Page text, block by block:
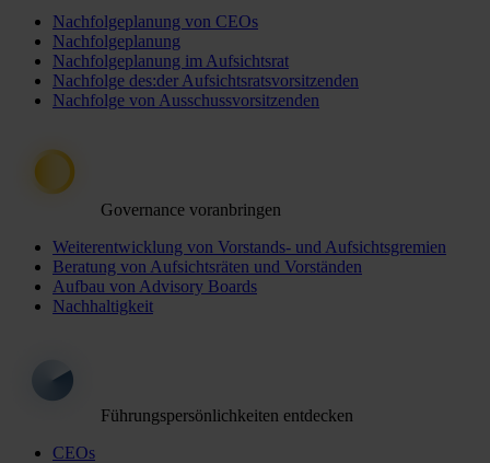
Nachfolgeplanung von CEOs
Nachfolgeplanung
Nachfolgeplanung im Aufsichtsrat
Nachfolge des:der Aufsichtsratsvorsitzenden
Nachfolge von Ausschussvorsitzenden
Governance voranbringen
Weiterentwicklung von Vorstands- und Aufsichtsgremien
Beratung von Aufsichtsräten und Vorständen
Aufbau von Advisory Boards
Nachhaltigkeit
Führungspersönlichkeiten entdecken
CEOs